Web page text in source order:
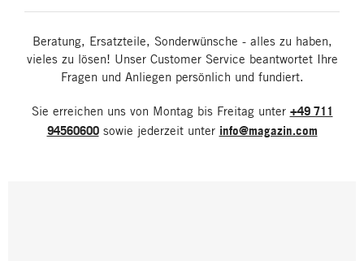
Beratung, Ersatzteile, Sonderwünsche - alles zu haben,
vieles zu lösen! Unser Customer Service beantwortet Ihre
Fragen und Anliegen persönlich und fundiert.
Sie erreichen uns von Montag bis Freitag unter +49 711
94560600sowie jederzeit unter info@magazin.com